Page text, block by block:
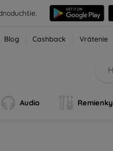
Blog Cashback Vrátenie
Audio Remienky